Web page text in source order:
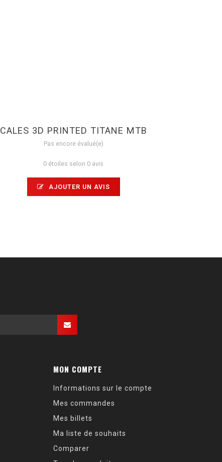
CALES 3D PRINTED TITANE MTB
Pas encore évalué(e)
0 étoiles selon 0 avis
AJOUTER UN AVIS
MON COMPTE
Informations sur le compte
Mes commandes
Mes billets
Ma liste de souhaits
Comparer